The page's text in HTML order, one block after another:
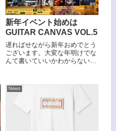
新年イベント始めは
GUITAR CANVAS VOL.5
遅ればせながら新年おめでとう
ございます。大変な年明けでな
んて書いていいかわからないで
アでしたり、そもそもバディッ
トはそれぞれミュージシャンで
ある仲間たちによる会社なの
で、音楽の形なりで...
News